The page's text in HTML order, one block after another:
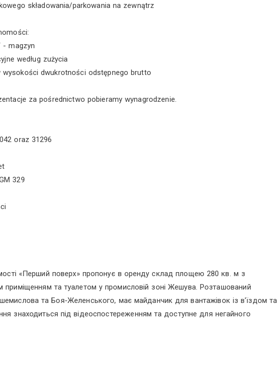
składowania/parkowania na zewnątrz
- magzyn
według zużycia
dwukrotności odstępnego brutto
za pośrednictwo pobieramy wynagrodzenie.
oraz 31296
329
«Перший поверх» пропонує в оренду склад площею 280 кв. м з
приміщенням та туалетом у промисловій зоні Жешува. Розташований
та Боя-Желенського, має майданчик для вантажівок із в'їздом та
знаходиться під відеоспостереженням та доступне для негайного